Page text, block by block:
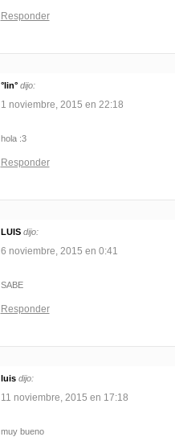
Responder
°lin° dijo:
1 noviembre, 2015 en 22:18
hola :3
Responder
LUIS dijo:
6 noviembre, 2015 en 0:41
SABE
Responder
luis dijo:
11 noviembre, 2015 en 17:18
muy bueno